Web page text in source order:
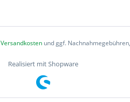
Versandkostenund ggf.
Realisiert mit Shopware